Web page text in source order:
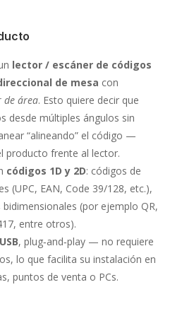
lector / escáner de códigos
de mesa con
de área. Esto quiere decir que
desde múltiples ángulos sin
“alineando” el código —
producto frente al lector.
códigos 1D y 2D: códigos de
(UPC, EAN, Code 39/128, etc.),
(por ejemplo QR,
entre otros).
USB, plug‑and‑play — no requiere
lo que facilita su instalación en
puntos de venta o PCs.